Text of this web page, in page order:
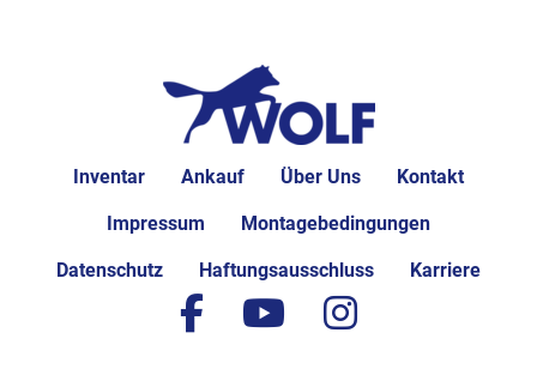
Inventar Ankauf Über Uns Kontakt
Impressum Montagebedingungen
Datenschutz Haftungsausschluss Karriere
facebook
youtubeinstagram